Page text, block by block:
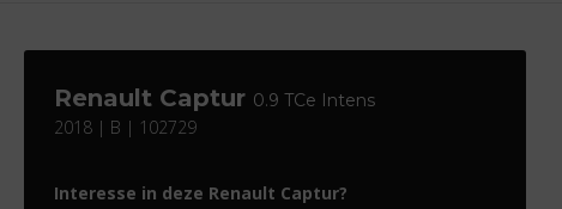
Renault Captur 0.9 TCe Intens
2018 | B | 102729
Interesse in deze Renault Captur?